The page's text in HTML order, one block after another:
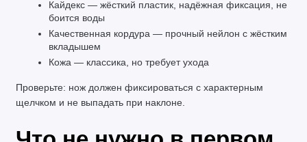
Кайдекс — жёсткий пластик, надёжная фиксация, не
боится воды
Качественная кордура — прочный нейлон с жёстким
вкладышем
Кожа — классика, но требует ухода
Проверьте: нож должен фиксироваться с характерным
щелчком и не выпадать при наклоне.